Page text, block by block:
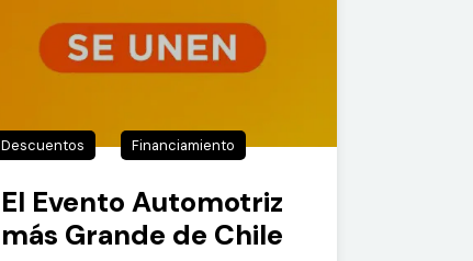
Descuentos Financiamiento
El Evento Automotriz
más Grande de Chile